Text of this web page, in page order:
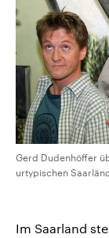
Gerd Dudenhöffer
urtypischen
Im Saarland